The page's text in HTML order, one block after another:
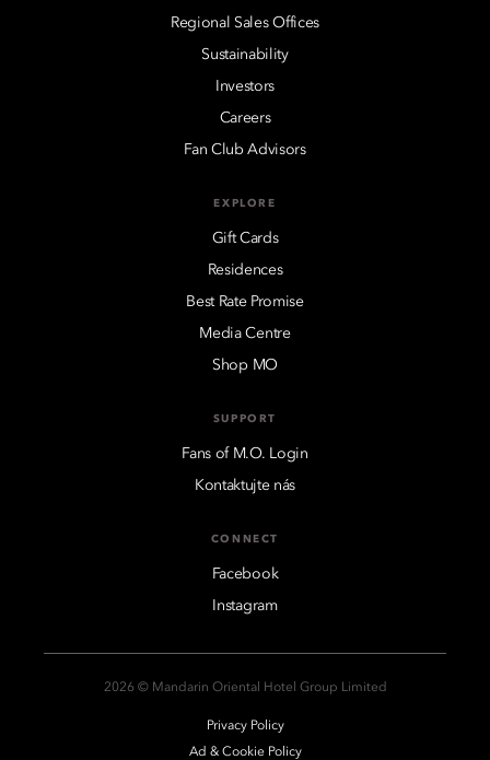
Regional Sales Offices
Sustainability
Investors
Careers
Fan Club Advisors
EXPLORE
Gift Cards
Residences
Best Rate Promise
Media Centre
Shop MO
SUPPORT
Fans of M.O. Login
Kontaktujte nás
CONNECT
Facebook
Instagram
2026 © Mandarin Oriental Hotel Group Limited
Privacy Policy
Ad & Cookie Policy